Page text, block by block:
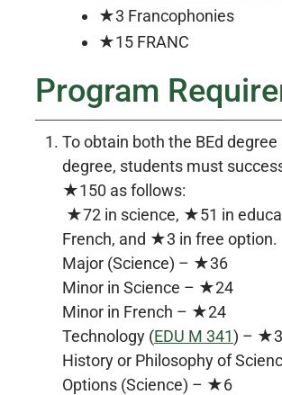
★3 Francophonies
★15 FRANC
Program
To obtain both the BEd degree
degree, students must
★150 as follows:
★72 in science, ★51 in
French, and ★3 in free option.
Major (Science) – ★36
Minor in Science – ★24
Minor in French – ★24
Technology (EDU M 341) – ★3
History or Philosophy of
Options (Science) – ★6